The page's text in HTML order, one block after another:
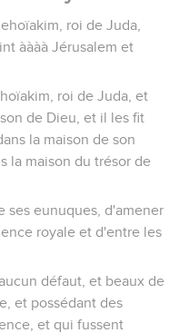
roi de Juda,
àààà Jérusalem et
roi de Juda, et
de Dieu, et il les fit
la maison de son
la maison du trésor de
ses eunuques, d'amener
royale et d'entre les
défaut, et beaux de
et possédant des
et qui fussent